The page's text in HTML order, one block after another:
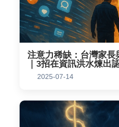
注意力稀缺：台灣家長
｜3招在資訊洪水煉出
2025-07-14